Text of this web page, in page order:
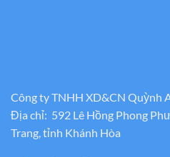
Công ty TNHH XD&CN Quỳnh
Địa chỉ: 592 Lê Hồng Phong
Trang, tỉnh Khánh Hòa